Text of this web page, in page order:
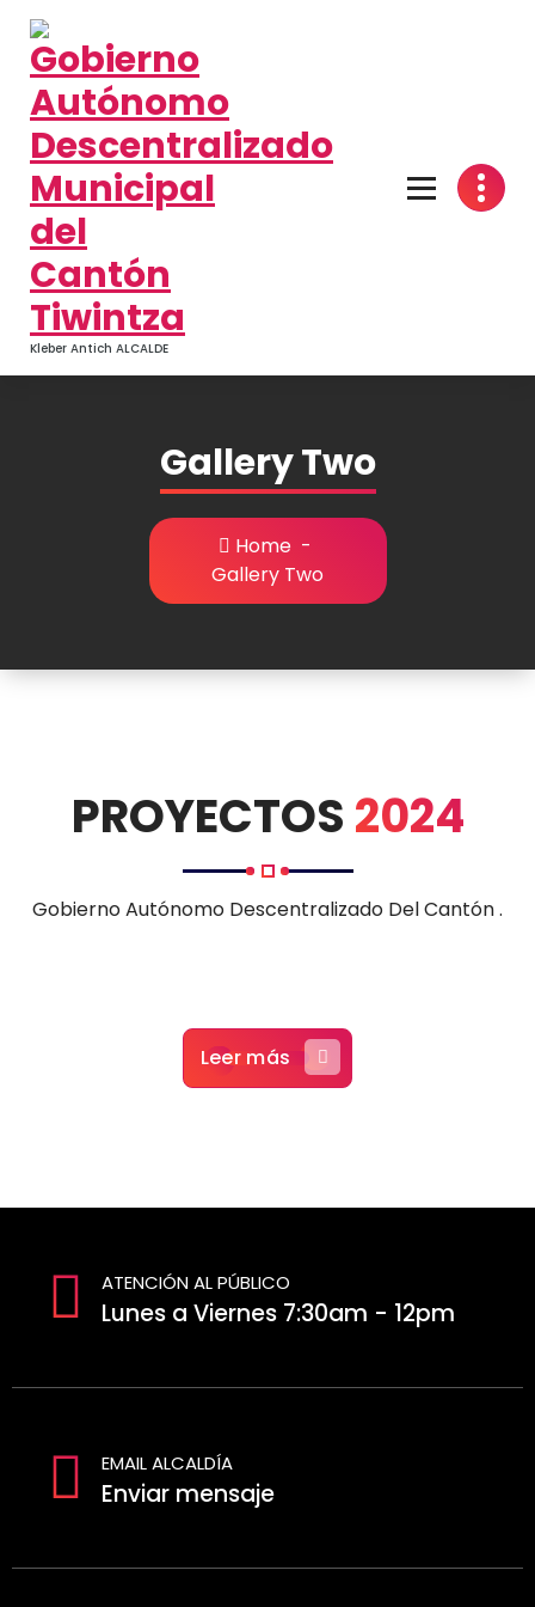
Kleber Antich ALCALDE
Gallery Two
Home -
Gallery Two
PROYECTOS 2024
Gobierno Autónomo Descentralizado Del Cantón.
Leer más
ATENCIÓN AL PÚBLICO
Lunes a Viernes 7:30am - 12pm
EMAIL ALCALDÍA
Enviar mensaje